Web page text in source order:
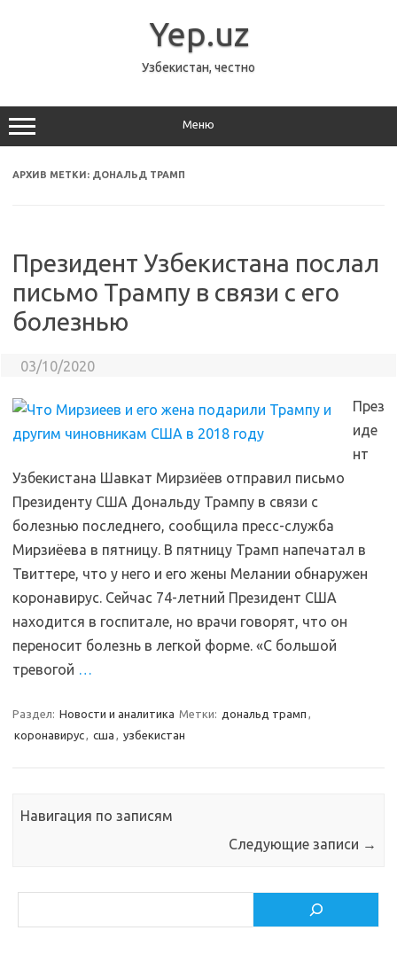
Yep.uz
Узбекистан, честно
Меню
АРХИВ МЕТКИ: ДОНАЛЬД ТРАМП
Президент Узбекистана послал
письмо Трампу в связи с его
болезнью
03/10/2020
През
иде
нт
Узбекистана Шавкат Мирзиёев отправил письмо
Президенту США Дональду Трампу в связи с
болезнью последнего, сообщила пресс-служба
Мирзиёева в пятницу. В пятницу Трамп напечатал в
Твиттере, что у него и его жены Мелании обнаружен
коронавирус. Сейчас 74-летний Президент США
находится в госпитале, но врачи говорят, что он
переносит болезнь в легкой форме. «С большой
тревогой …
Раздел: Новости и аналитика Метки: дональд трамп ,
коронавирус, сша , узбекистан
Навигация по записям
Следующие записи →